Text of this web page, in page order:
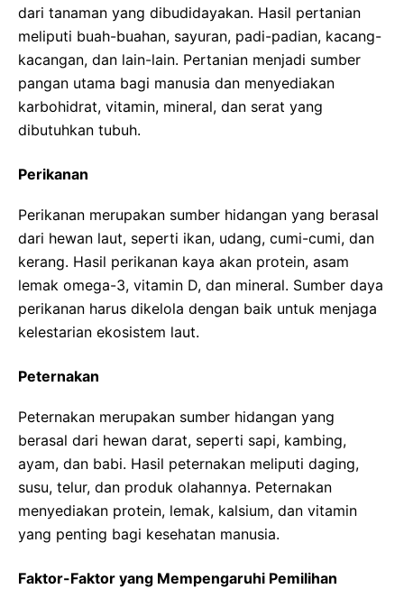
dari tanaman yang dibudidayakan. Hasil pertanian
meliputi buah-buahan, sayuran, padi-padian, kacang-
kacangan, dan lain-lain. Pertanian menjadi sumber
pangan utama bagi manusia dan menyediakan
karbohidrat, vitamin, mineral, dan serat yang
dibutuhkan tubuh.
Perikanan
Perikanan merupakan sumber hidangan yang berasal
dari hewan laut, seperti ikan, udang, cumi-cumi, dan
kerang. Hasil perikanan kaya akan protein, asam
lemak omega-3, vitamin D, dan mineral. Sumber daya
perikanan harus dikelola dengan baik untuk menjaga
kelestarian ekosistem laut.
Peternakan
Peternakan merupakan sumber hidangan yang
berasal dari hewan darat, seperti sapi, kambing,
ayam, dan babi. Hasil peternakan meliputi daging,
susu, telur, dan produk olahannya. Peternakan
menyediakan protein, lemak, kalsium, dan vitamin
yang penting bagi kesehatan manusia.
Faktor-Faktor yang Mempengaruhi Pemilihan